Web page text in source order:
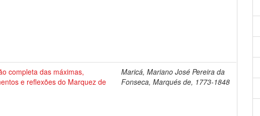
completa das máximas,
e reflexões do Marquez de
Maricá, Mariano José Pereira da
Fonseca, Marqués de, 1773-1848